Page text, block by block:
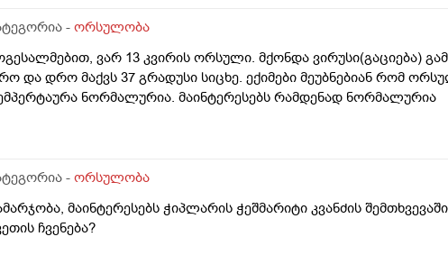
- ორსულობა
ვარ 13 კვირის ორსული. მქონდა ვირუსი(გაციება)
და დრო მაქვს 37 გრადუსი სიცხე. ექიმები მეუბნებიან რომ
ნორმალურია. მაინტერესებს რამდენად ნორმალურია
- ორსულობა
მაინტერესებს ჭიპლარის ჭეშმარიტი კვანძის
ჩვენება?